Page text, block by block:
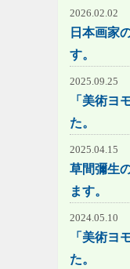
2026.02.02
日本画家
す。
2025.09.25
「美術ヨ
た。
2025.04.15
草間彌生
ます。
2024.05.10
「美術ヨ
た。